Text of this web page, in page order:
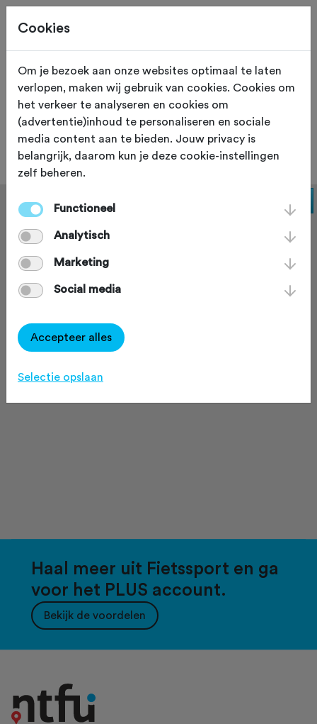
EXPO Kaatsheuvel
Post Fietsen
Haal meer uit Fietssport en ga
voor het PLUS account.
Bekijk de voordelen
Cookies
Om je bezoek aan onze websites optimaal te laten
verlopen, maken wij gebruik van cookies. Cookies om
het verkeer te analyseren en cookies om
(advertentie)inhoud te personaliseren en sociale
media content aan te bieden. Jouw privacy is
belangrijk, daarom kun je deze cookie-instellingen
zelf beheren.
Functioneel
Analytisch
Marketing
Social media
Accepteer alles
Selectie opslaan